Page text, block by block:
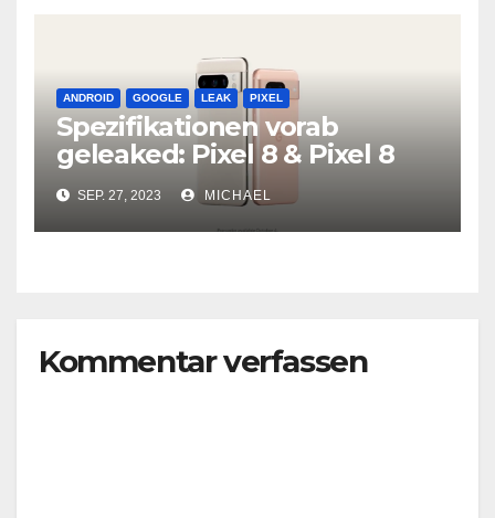
ANDROID GOOGLE LEAK PIXEL
Spezifikationen vorab
geleaked: Pixel 8 & Pixel 8
Pro
SEP. 27, 2023 MICHAEL
Kommentar verfassen